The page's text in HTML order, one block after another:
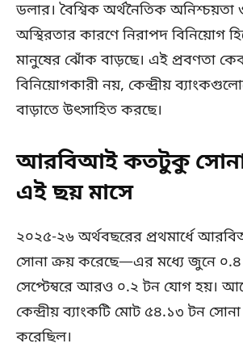
ডলার। বৈশ্বিক অর্থনৈতিক
অস্থিরতার কারণে নিরাপদ বিনিয়োগ
মানুষের ঝোঁক বাড়ছে। এই প্রবণতা
বিনিয়োগকারী নয়, কেন্দ্রীয়
বাড়াতে উৎসাহিত করছে।
আরবিআই কতটুকু সোনা
এই ছয় মাসে
২০২৫-২৬ অর্থবছরের প্রথমার্ধে
সোনা ক্রয় করেছে—এর মধ্যে জুনে
সেপ্টেম্বরে আরও ০.২ টন যোগ হয়।
কেন্দ্রীয় ব্যাংকটি মোট ৫৪.১৩ টন সোনা
করেছিল।